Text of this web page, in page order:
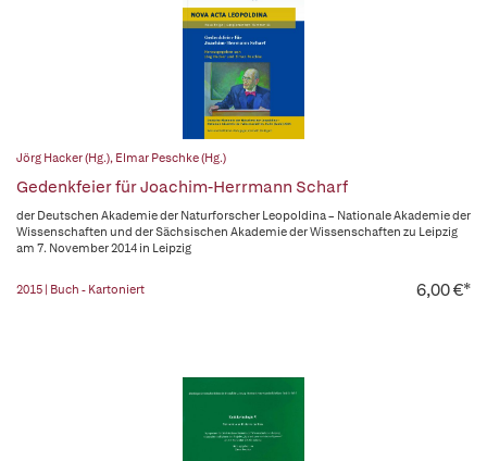
Jörg Hacker (Hg.), Elmar Peschke (Hg.)
Gedenkfeier für Joachim-Herrmann Scharf
der Deutschen Akademie der Naturforscher Leopoldina – Nationale Akademie der
Wissenschaften und der Sächsischen Akademie der Wissenschaften zu Leipzig
am 7. November 2014 in Leipzig
2015 | Buch - Kartoniert 6,00 €*